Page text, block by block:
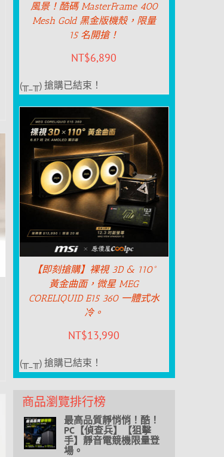
風景！酷碼 MasterFrame 400
Mesh Gold 黑金版機殼，限量
15 名開搶！
NT$6,890
(╥_╥) 搶購已結束！
【即刻搶購】裸視 3D & 110°
黃金曲面，微星 MEG
CORELIQUID E15 360 一體式水
冷。
NT$13,990
(╥_╥) 搶購已結束！
商品瀏覽排行榜
最高品質靜悄悄！酷！
PC【偵查兵】【狙擊
手】靜音電競機限量登
場。